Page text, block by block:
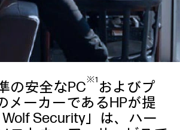
の安全なPC※1 およびプ
メーカーであるHPが提
Security」は、ハー